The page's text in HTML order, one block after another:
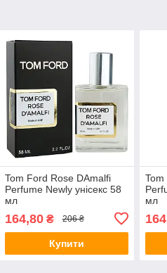
Tom Ford Rose DAmalfi
Perfume Newly унісекс 58
мл
164,80₴ 206 ₴
Купити
мл